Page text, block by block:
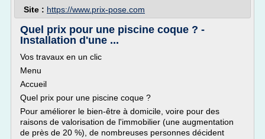
Site : https://www.prix-pose.com
Quel prix pour une piscine coque ? -
Installation d'une ...
Vos travaux en un clic
Menu
Accueil
Quel prix pour une piscine coque ?
Pour améliorer le bien-être à domicile, voire pour des
raisons de valorisation de l'immobilier (une augmentation
de près de 20 %), de nombreuses personnes décident